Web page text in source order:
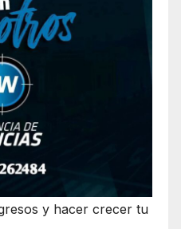
y hacer crecer tu